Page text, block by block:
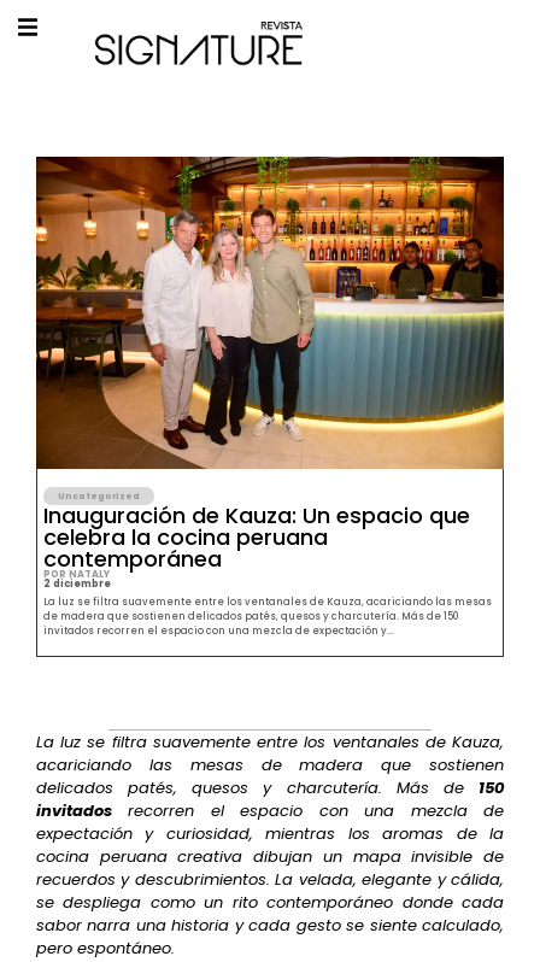
Uncategorized
Inauguración de Kauza: Un espacio que
celebra la cocina peruana
contemporánea
POR NATALY
2 diciembre
La luz se filtra suavemente entre los ventanales de Kauza, acariciando las mesas
de madera que sostienen delicados patés, quesos y charcutería. Más de 150
invitados recorren el espacio con una mezcla de expectación y...
La luz se filtra suavemente entre los ventanales de Kauza,
acariciando las mesas de madera que sostienen
delicados patés, quesos y charcutería. Más de 150
invitados recorren el espacio con una mezcla de
expectación y curiosidad, mientras los aromas de la
cocina peruana creativa dibujan un mapa invisible de
recuerdos y descubrimientos. La velada, elegante y cálida,
se despliega como un rito contemporáneo donde cada
sabor narra una historia y cada gesto se siente calculado,
pero espontáneo.